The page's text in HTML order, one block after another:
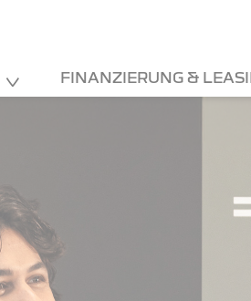
FINANZIERUNG &